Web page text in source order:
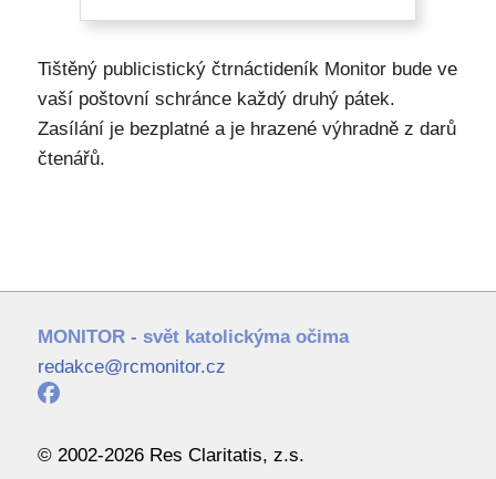
Tištěný publicistický čtrnáctideník Monitor bude ve
vaší poštovní schránce každý druhý pátek.
Zasílání je bezplatné a je hrazené výhradně z darů
čtenářů.
MONITOR - svět katolickýma očima
redakce@rcmonitor.cz
© 2002-2026 Res Claritatis, z.s.